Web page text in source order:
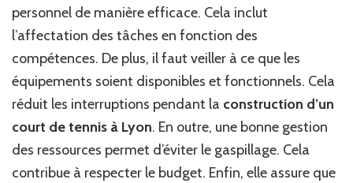
personnel de manière efficace. Cela inclut
l’affectation des tâches en fonction des
compétences. De plus, il faut veiller à ce que les
équipements soient disponibles et fonctionnels. Cela
réduit les interruptions pendant la construction d’un
court de tennis à Lyon. En outre, une bonne gestion
des ressources permet d’éviter le gaspillage. Cela
contribue à respecter le budget. Enfin, elle assure que